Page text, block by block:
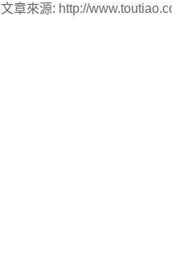
文章來源: http://